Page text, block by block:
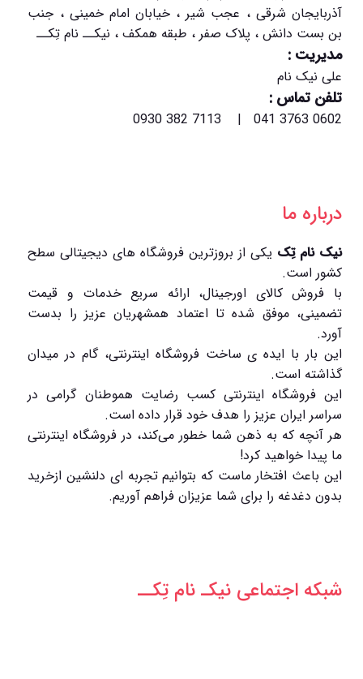
آذربایجان شرقی ، عجب شیر ، خیابان امام خمینی ، جنب
بن بست دانش ، پلاک صفر ، طبقه همکف ، نیکــ نام تِکــ
مدیریت :
علی نیک نام
تلفن تماس :
0602 3763 041 | 7113 382 0930
درباره ما
نیک نام تِک یکی از بروزترین فروشگاه های دیجیتالی سطح
کشور است.
با فروش کالای اورجینال، ارائه سریع خدمات و قیمت
تضمینی، موفق شده تا اعتماد همشهریان عزیز را بدست
آورد.
این بار با ایده ی ساخت فروشگاه اینترنتی، گام در میدان
گذاشته است.
این فروشگاه اینترنتی کسب رضایت هموطنان گرامی در
سراسر ایران عزیز را هدف خود قرار داده است.
هر آنچه که به ذهن شما خطور می‌کند، در فروشگاه اینترنتی
ما پیدا خواهید کرد!
این باعث افتخار ماست که بتوانیم تجربه ای دلنشین ازخرید
بدون دغدغه را برای شما عزیزان فراهم آوریم.
شبکه‌ اجتماعی نیکـ نام تِکــ